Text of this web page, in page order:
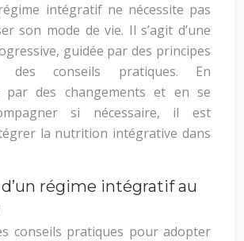
intégratif ne nécessite pas
son mode de vie. Il s’agit d’une
guidée par des principes
des conseils pratiques. En
par des changements et en se
si nécessaire, il est
la nutrition intégrative dans
d’un régime intégratif au
conseils pratiques pour adopter